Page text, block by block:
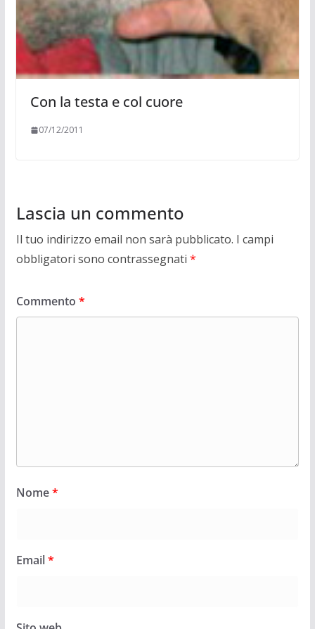
Con la testa e col cuore
07/12/2011
Lascia un commento
Il tuo indirizzo email non sarà pubblicato. I campi
obbligatori sono contrassegnati *
Commento *
Nome*
Email*